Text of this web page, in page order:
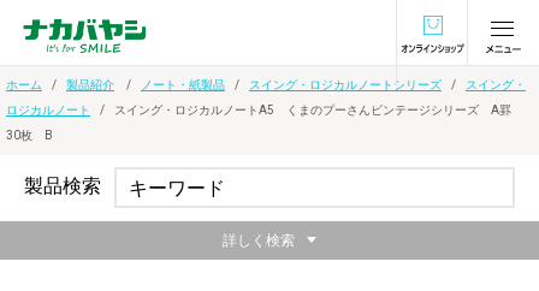
オンラインショ
ホーム 製品紹介 ノート・紙製品 スイング・ロジカルノートシリーズ
スイング・
ロジカルノート
スイング・ロジカルノートA5 くまのプーさんビンテージシリーズ A罫
30枚 B
製品検索
詳しく検索